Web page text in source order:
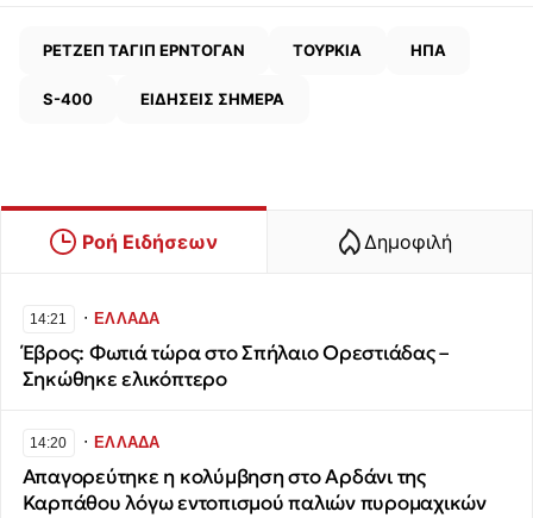
ΡΕΤΖΕΠ ΤΑΓΙΠ ΕΡΝΤΟΓΑΝ ΤΟΥΡΚΙΑ ΗΠΑ
S-400 ΕΙΔΗΣΕΙΣ ΣΗΜΕΡΑ
Ροή Ειδήσεων Δημοφιλή
14:21 ∙ΕΛΛΑΔΑ
Έβρος: Φωτιά τώρα στο Σπήλαιο Ορεστιάδας –
Σηκώθηκε ελικόπτερο
14:20 ∙ΕΛΛΑΔΑ
Απαγορεύτηκε η κολύμβηση στο Αρδάνι της
Καρπάθου λόγω εντοπισμού παλιών πυρομαχικών